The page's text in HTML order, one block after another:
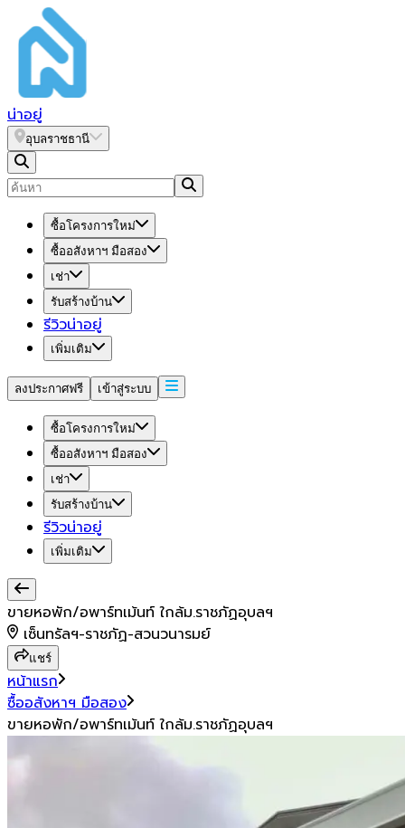
น่าอยู่
อุบลราชธานี
ซื้อโครงการใหม่
ซื้ออสังหาฯ มือสอง
เช่า
รับสร้างบ้าน
รีวิวน่าอยู่
เพิ่มเติม
ลงประกาศฟรี เข้าสู่ระบบ
ซื้อโครงการใหม่
ซื้ออสังหาฯ มือสอง
เช่า
รับสร้างบ้าน
รีวิวน่าอยู่
เพิ่มเติม
ขายหอพัก/อพาร์ทเม้นท์ ใกล้ม.ราชภัฏอุบลฯ
เซ็นทรัลฯ-ราชภัฏ-สวนวนารมย์
แชร์
หน้าแรก
ซื้ออสังหาฯ มือสอง
ขายหอพัก/อพาร์ทเม้นท์ ใกล้ม.ราชภัฏอุบลฯ